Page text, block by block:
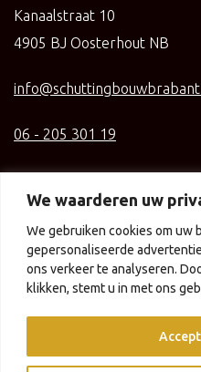
We waarderen uw
We gebruiken cookies om uw
gepersonaliseerde
ons verkeer te analyseren.
klikken, stemt u in met ons
Kanaalstraat 10
4905 BJ Oosterhout NB
06 - 205 301 19
Algemene